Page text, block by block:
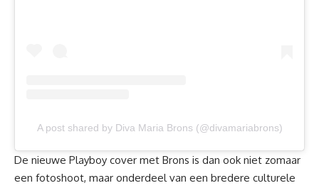
A post shared by Diva Maria Brons (@divamariabrons)
De nieuwe Playboy cover met Brons is dan ook niet zomaar
een fotoshoot, maar onderdeel van een bredere culturele